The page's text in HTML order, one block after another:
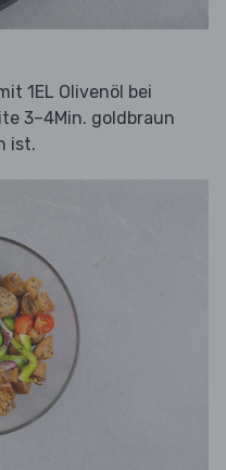
1EL Olivenöl bei
3–4Min. goldbraun
ist.